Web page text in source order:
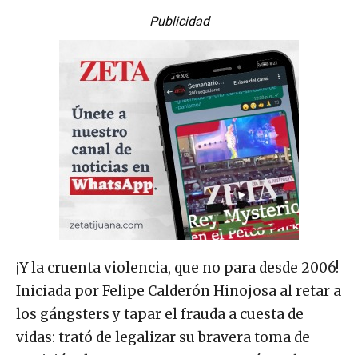
Publicidad
¡Y la cruenta violencia, que no para desde 2006!
Iniciada por Felipe Calderón Hinojosa al retar a
los gángsters y tapar el frauda a cuesta de
vidas: trató de legalizar su bravera toma de